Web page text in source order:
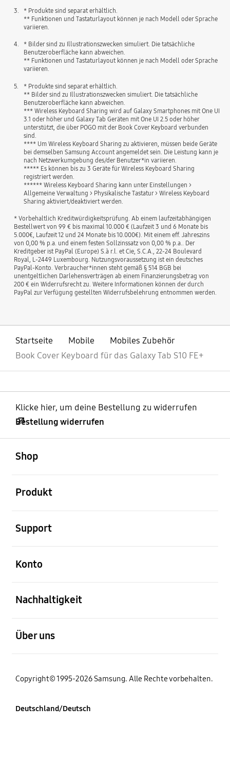
3.
* Produkte sind separat erhältlich.
** Funktionen und Tastaturlayout können je nach Modell oder Sprache
variieren.
4.
* Bilder sind zu Illustrationszwecken simuliert. Die tatsächliche
Benutzeroberfläche kann abweichen.
** Funktionen und Tastaturlayout können je nach Modell oder Sprache
variieren.
5.
* Produkte sind separat erhältlich.
** Bilder sind zu Illustrationszwecken simuliert. Die tatsächliche
Benutzeroberfläche kann abweichen.
*** Wireless Keyboard Sharing wird auf Galaxy Smartphones mit One UI
3.1 oder höher und Galaxy Tab Geräten mit One UI 2.5 oder höher
unterstützt, die über POGO mit der Book Cover Keyboard verbunden
sind.
**** Um Wireless Keyboard Sharing zu aktivieren, müssen beide Geräte
bei demselben Samsung Account angemeldet sein. Die Leistung kann je
nach Netzwerkumgebung des/der Benutzer*in variieren.
***** Es können bis zu 3 Geräte für Wireless Keyboard Sharing
registriert werden.
****** Wireless Keyboard Sharing kann unter Einstellungen >
Allgemeine Verwaltung > Physikalische Tastatur > Wireless Keyboard
Sharing aktiviert/deaktiviert werden.
* Vorbehaltlich Kreditwürdigkeitsprüfung. Ab einem laufzeitabhängigen
Bestellwert von 99 € bis maximal 10.000 € (Laufzeit 3 und 6 Monate bis
5.000€, Laufzeit 12 und 24 Monate bis 10.000€). Mit einem eff. Jahreszins
von 0,00 % p.a. und einem festen Sollzinssatz von 0,00 % p.a.. Der
Kreditgeber ist PayPal (Europe) S.à r.l. et Cie, S.C.A., 22-24 Boulevard
Royal, L-2449 Luxembourg. Nutzungsvoraussetzung ist ein deutsches
PayPal-Konto. Verbraucher*innen steht gemäß § 514 BGB bei
unentgeltlichen Darlehensverträgen ab einem Finanzierungsbetrag von
200 € ein Widerrufsrecht zu. Weitere Informationen können der durch
PayPal zur Verfügung gestellten Widerrufsbelehrung entnommen werden.
Startseite Mobile
Mobiles Zubehör
Book Cover Keyboard für das Galaxy Tab S10 FE+
Klicke hier, um deine Bestellung zu widerrufen
Bestellung widerrufen
Shop
Produkt
Support
Konto
Nachhaltigkeit
Über uns
Copyright© 1995-2026 Samsung. Alle Rechte vorbehalten.
Deutschland/Deutsch